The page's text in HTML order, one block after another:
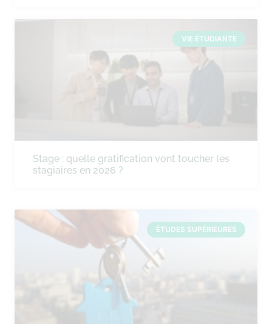
VIE ÉTUDIANTE
Stage : quelle gratification vont toucher les
stagiaires en 2026 ?
ÉTUDES SUPÉRIEURES